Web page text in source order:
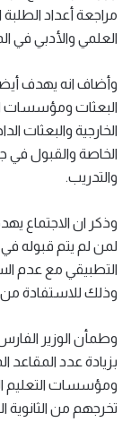
مراجعة أعداد
العلمي والأدبي في
وأضاف انه يهدف
البعثات ومؤسسات
الخارجية والبعثات
الخاصة والقبول في
والتدريب.
وذكر ان الاجتماع
لمن لم يتم قبوله
التطبيقي مع عدم
وذلك للاستفادة من
وطمأن الوزير الفارس
بزيادة عدد المقاعد
ومؤسسات التعليم
تخرجهم من الثانوية